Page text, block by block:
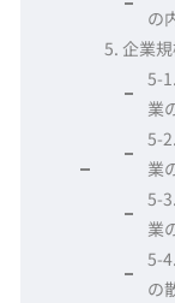
の
5. 企業
5-
業
5-
業
5-
業
5-
の